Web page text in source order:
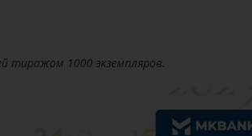
тиражом 1000 экземпляров.